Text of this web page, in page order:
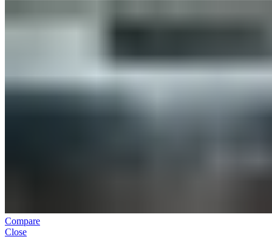
Compare
Close